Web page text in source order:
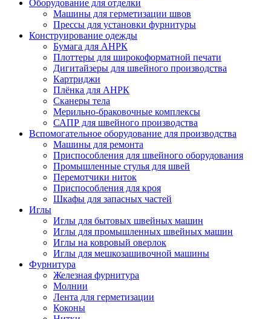
Оборудование для отделки
Машины для герметизации швов
Прессы для установки фурнитуры
Конструирование одежды
Бумага для АНРК
Плоттеры для широкоформатной печати
Дигитайзеры для швейного производства
Картриджи
Плёнка для АНРК
Сканеры тела
Мерильно-браковочные комплексы
САПР для швейного производства
Вспомогательное оборудование для производства
Машины для ремонта
Приспособления для швейного оборудования
Промышленные стулья для швей
Перемотчики ниток
Приспособления для кроя
Шкафы для запасных частей
Иглы
Иглы для бытовых швейных машин
Иглы для промышленных швейных машин
Иглы на ковровый оверлок
Иглы для мешкозашивочной машины
Фурнитура
Железная фурнитура
Молнии
Лента для герметизации
Коконы